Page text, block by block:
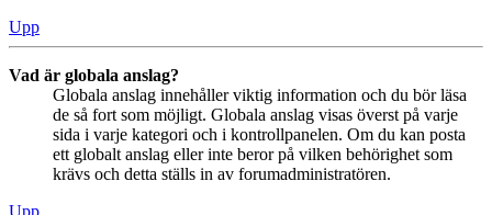
Upp
Vad är globala anslag?
Globala anslag innehåller viktig information och du bör läsa
de så fort som möjligt. Globala anslag visas överst på varje
sida i varje kategori och i kontrollpanelen. Om du kan posta
ett globalt anslag eller inte beror på vilken behörighet som
krävs och detta ställs in av forumadministratören.
Upp